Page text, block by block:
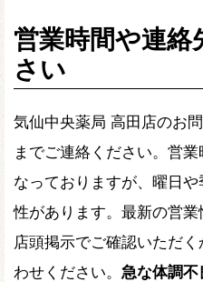
営業時間や連
さい
気仙中央薬局 高田店のお
までご連絡ください。営業
なっておりますが、曜日
性があります。最新の営
店頭掲示でご確認いただ
わせください。 急な体調不